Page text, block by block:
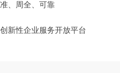
、周全、可靠
新性企业服务开放平台